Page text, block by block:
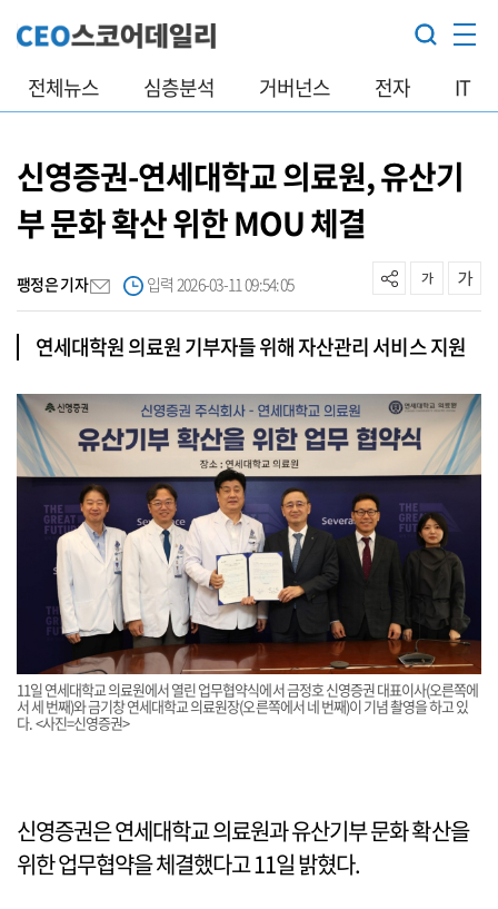
전체뉴스 심층분석 거버넌스 전자 IT
신영증권-연세대학교 의료원, 유산기
부 문화 확산 위한 MOU 체결
팽정은 기자 입력 2026-03-11 09:54:05
연세대학원 의료원 기부자들 위해 자산관리 서비스 지원
11일 연세대학교 의료원에서 열린 업무협약식에서 금정호 신영증권 대표이사(오른쪽에
서 세 번째)와 금기창 연세대학교 의료원장(오른쪽에서 네 번째)이 기념 촬영을 하고 있
다. <사진=신영증권>
신영증권은 연세대학교 의료원과 유산기부 문화 확산을
위한 업무협약을 체결했다고 11일 밝혔다.